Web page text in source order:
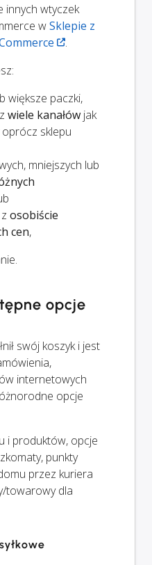
innych wtyczek
wSklepie z
.
większe paczki,
wiele kanałów jak
sklepu
mniejszych lub
osobiście
cen,
opcje
swój koszyk i jest
internetowych
opcje
i produktów, opcje
punkty
przez kuriera
towarowy dla